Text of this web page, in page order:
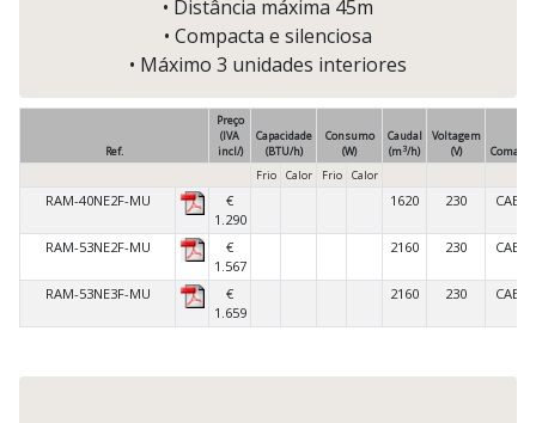
• Distância máxima 45m
• Compacta e silenciosa
• Máximo 3 unidades interiores
Ref.
Preço
(IVA
incl/)
Capacidade
(BTU/h)
Consumo
(W)
Caudal
(m3/h)
Voltagem
(V)
Frio
Calor Frio Calor
RAM-40NE2F-MU
€
1.290
1620 230 CABO
RAM-53NE2F-MU
€
1.567
2160 230 CABO
RAM-53NE3F-MU
€
1.659
2160 230 CABO